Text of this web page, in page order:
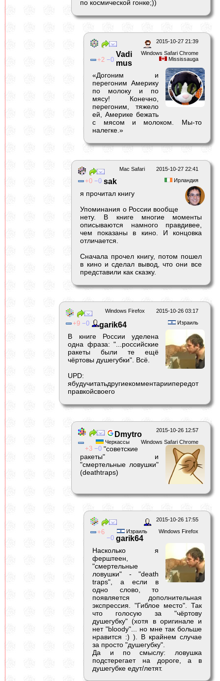
по космической гонке;))
2015-10-27 21:39
Windows Safari Chrome
Mississauga
2 0
Vadi
mus
«Догоним и
перегоним Америку
по молоку и по
мясу! Конечно,
перегоним, тяжело
ей, Америке бежать
с мясом и молоком. Мы-то
налегке.»
2015-10-27 22:41
Mac Safari
Ирландия
0 0 sak
я прочитал книгу
Упоминания о России вообще
нету. В книге многие моменты
описываются намного правдивее,
чем показаны в кино. И концовка
отличается.
Сначала прочел книгу, потом пошел
в кино и сделал вывод, что они все
представили как сказку.
2015-10-26 03:17
Windows Firefox
Израиль
9 0 garik64
В книге России уделена
одна фраза: "...российские
ракеты были те ещё
чёртовы душегубки". Всё.
UPD:
ябудучитатьдругиекомментариипередот
правкойсвоего
2015-10-26 12:57
Windows Safari Chrome
Черкассы
3 0
Dmytro
"советские
ракеты" и
"смертельные ловушки"
(deathtraps)
2015-10-26 17:55
Windows Firefox
Израиль
6
0 garik64
Насколько я
ферштеен,
"смертельные
ловушки" - "death
traps", а если в
одно слово, то
появляется дополнительная
экспрессия. "Гиблое место". Так
что голосую за "чёртову
душегубку" (хотя в оригинале и
нет "bloody"... но мне так больше
нравится :) ). В крайнем случае
за просто "душегубку".
Да и по смыслу: ловушка
подстерегает на дороге, а в
душегубке едут/летят.